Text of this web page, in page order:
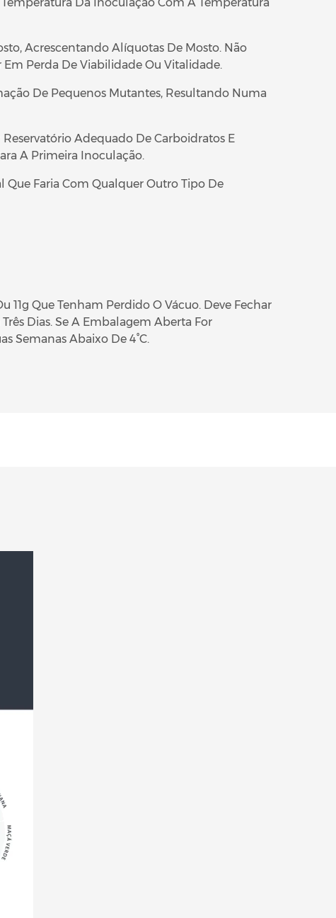
Acrescentando Alíquotas De Mosto. Não
Perda De Viabilidade Ou Vitalidade.
De Pequenos Mutantes, Resultando Numa
Adequado De Carboidratos E
A Primeira Inoculação.
Que Faria Com Qualquer Outro Tipo De
Que Tenham Perdido O Vácuo. Deve Fechar
Dias. Se A Embalagem Aberta For
Semanas Abaixo De 4°C.